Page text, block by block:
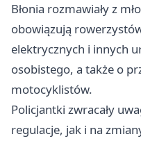
Błonia rozmawiały z
obowiązują
elektrycznych i innych
osobistego, a także o
motocyklistów.
Policjantki zwracały
regulacje, jak i na